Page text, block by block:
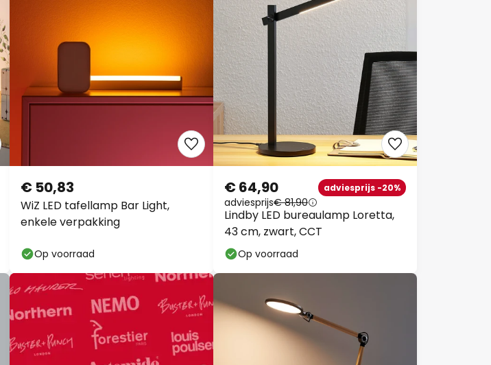
WiZ LED tafellamp Bar Light,
enkele verpakking
€ 50,83
Op voorraad
Lindby LED bureaulamp Loretta,
43 cm, zwart, CCT
€ 64,90 adviesprijs -20%
adviesprijs€ 81,90
Op voorraad